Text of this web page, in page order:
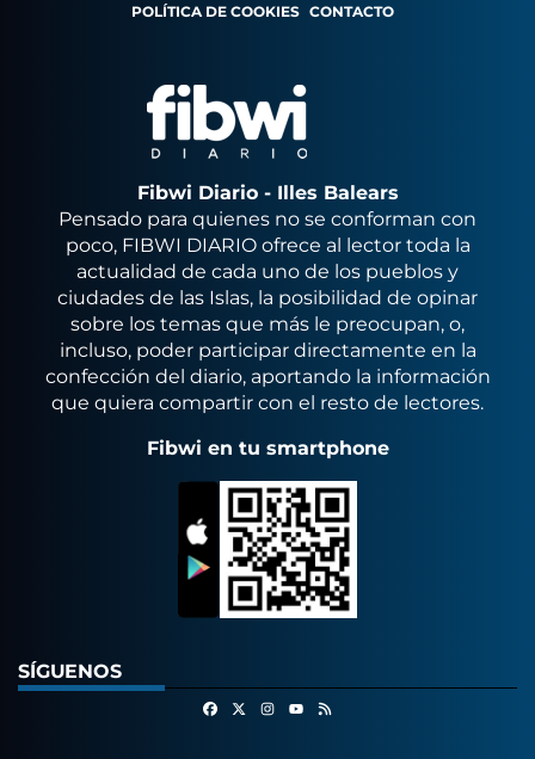
POLÍTICA DE COOKIES CONTACTO
Fibwi Diario - Illes Balears
Pensado para quienes no se conforman con
poco, FIBWI DIARIO ofrece al lector toda la
actualidad de cada uno de los pueblos y
ciudades de las Islas, la posibilidad de opinar
sobre los temas que más le preocupan, o,
incluso, poder participar directamente en la
confección del diario, aportando la información
que quiera compartir con el resto de lectores.
Fibwi en tu smartphone
SÍGUENOS
FacebookInstagram